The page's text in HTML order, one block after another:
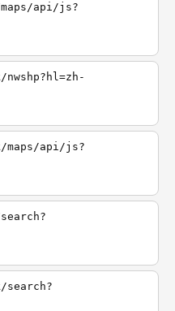
api/js?
maps/api/js?
search?